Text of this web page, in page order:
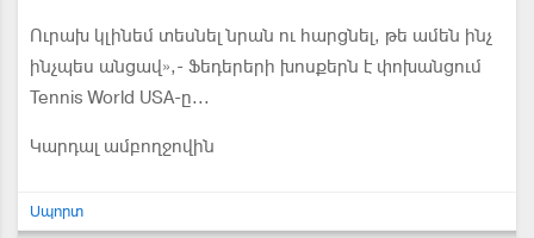
Ուրախ կլինեմ տեսնել նրան ու հարցնել, թե ամեն ինչ
ինչպես անցավ»,- Ֆեդերերի խոսքերն է փոխանցում
Tennis World USA-ը...
Կարդալ ամբողջովին
Սպորտ